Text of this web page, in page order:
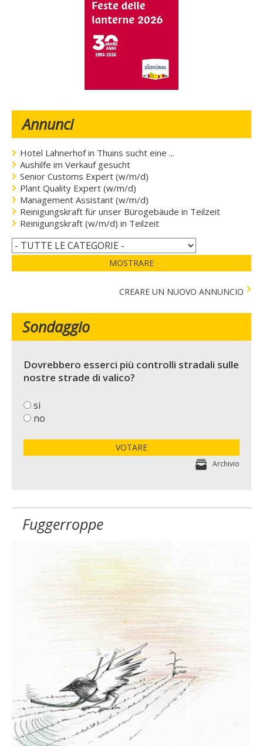
Annunci
Hotel Lahnerhof in Thuins sucht eine ...
Aushilfe im Verkauf gesucht
Senior Customs Expert (w/m/d)
Plant Quality Expert (w/m/d)
Management Assistant (w/m/d)
Reinigungskraft für unser Bürogebäude in Teilzeit
Reinigungskraft (w/m/d) in Teilzeit
MOSTRARE
CREARE UN NUOVO ANNUNCIO
Sondaggio
Dovrebbero esserci più controlli stradali sulle
nostre strade di valico?
si
no
VOTARE
Archivio
Fuggerroppe